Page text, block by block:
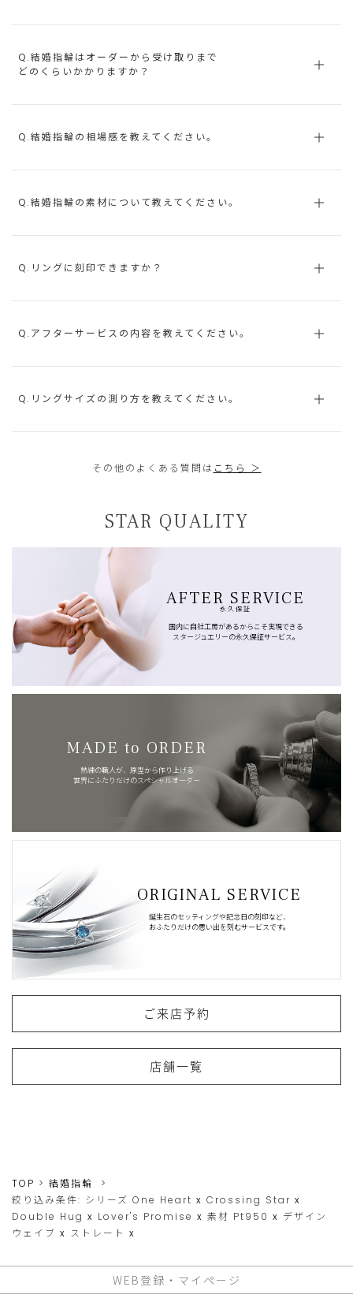
Q.結婚指輪はオーダーから受け取りまで
どのくらいかかりますか？
Q.結婚指輪の相場感を教えてください。
Q.結婚指輪の素材について教えてください。
Q.リングに刻印できますか？
Q.アフターサービスの内容を教えてください。
Q.リングサイズの測り方を教えてください。
その他のよくある質問は こちら ＞
STAR QUALITY
AFTER SERVICE
永久保証
国内に自社工房があるからこそ実現できる
スタージュエリーの永久保証サービス。
MADE to ORDER
熟練の職人が、原型から作り上げる
世界にふたりだけのスペシャルオーダー
ORIGINAL SERVICE
誕生石のセッティングや記念日の刻印など、
おふたりだけの思い出を刻むサービスです。
ご来店予約
店舗一覧
TOP
結婚指輪
絞り込み条件: シリーズ One Heart x Crossing Star x
Double Hug x Lover's Promise x 素材 Pt950 x デザイン
ウェイブ x ストレート x
WEB登録・マイページ